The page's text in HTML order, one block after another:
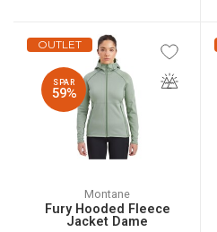
OUTLET
SPAR
59%
Montane
Fury Hooded Fleece
Jacket Dame